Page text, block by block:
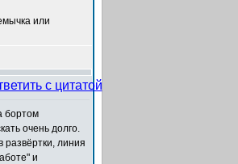
или
бортом
очень долго.
развёртки, линия
и